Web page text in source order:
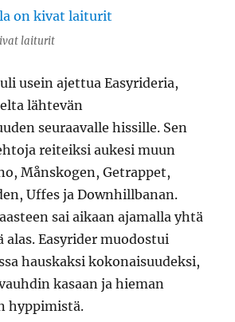
laiturit
usein ajettua Easyrideria,
lähtevän
seuraavalle hissille. Sen
reiteiksi aukesi muun
Månskogen, Getrappet,
Uffes ja Downhillbanan.
sai aikaan ajamalla yhtä
Easyrider muodostui
hauskaksi kokonaisuudeksi,
kasaan ja hieman
hyppimistä.